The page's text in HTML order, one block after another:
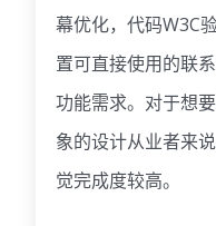
幕优化，代码W3C
置可直接使用的联
功能需求。对于想
象的设计从业者来
觉完成度较高。